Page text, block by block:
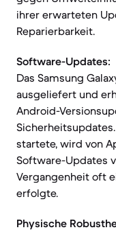
ihrer erwarteten
Reparierbarkeit.
Software-Updates:
Das Samsung
ausgeliefert und
Android-
Sicherheitsupdates.
startete, wird von
Software-Updates
Vergangenheit oft
erfolgte.
Physische